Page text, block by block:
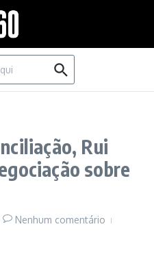
Rui
sobre
Nenhum comentário